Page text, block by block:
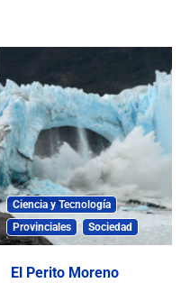
Ciencia y Tecnología
Provinciales
Sociedad
El Perito Moreno